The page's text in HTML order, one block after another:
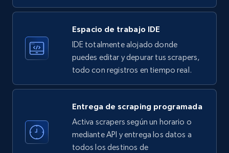
33.6K+ 3.5K+ Prueba gratuita
Instagram - Profiles
Account, Fbid, ID, Followers, Posts count, Is
business account, Is professional account, Is
22.4K+ 3.5K+ Prueba gratuita
Espacio de trabajo IDE
IDE totalmente alojado donde
puedes editar y depurar tus scrapers,
todo con registros en tiempo real.
Entrega de scraping programada
Activa scrapers según un horario o
mediante API y entrega los datos a
todos los destinos de